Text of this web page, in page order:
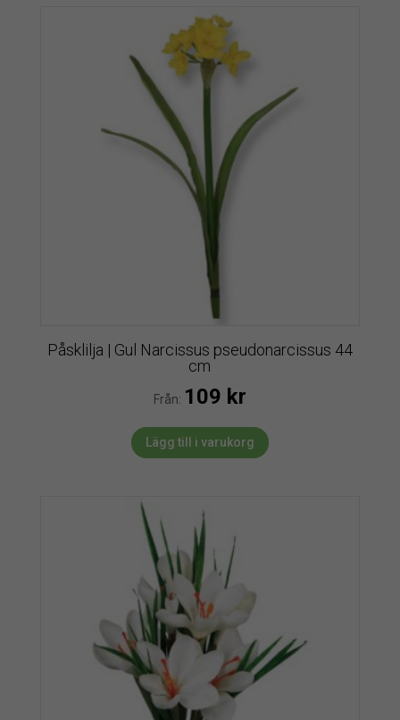
Påsklilja | Gul Narcissus pseudonarcissus 44
cm
Från: 109 kr
Lägg till i varukorg